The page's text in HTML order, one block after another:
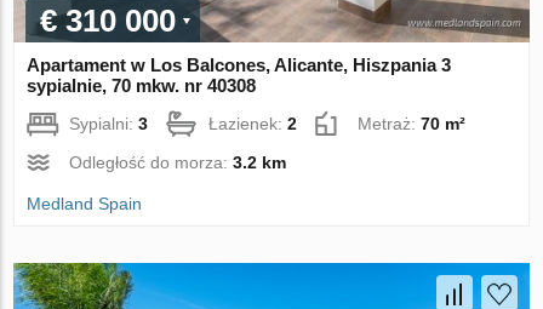
€ 310 000
Apartament w Los Balcones, Alicante, Hiszpania 3
sypialnie, 70 mkw. nr 40308
Sypialni:3 Łazienek:2 Metraż:70 m²
Odległość do morza:3.2 km
Medland Spain